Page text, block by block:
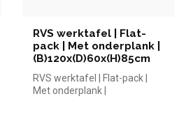
RVS werktafel | Flat-
pack | Met onderplank |
(B)120x(D)60x(H)85cm
RVS werktafel | Flat-pack |
Met onderplank |